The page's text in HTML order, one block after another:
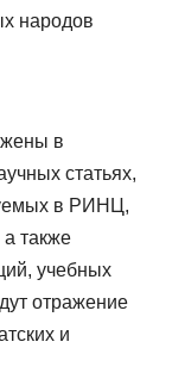
народов
в
статьях,
в РИНЦ,
также
учебных
отражение
и